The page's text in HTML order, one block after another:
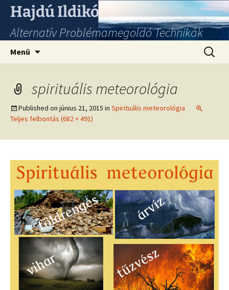
Hajdú Ildikó
Alternatív Problémamegoldó Technikák
Menü
spirituális meteorológia
Published on június 21, 2015 in Spirituális meteorológia
Teljes felbontás (682 × 491)